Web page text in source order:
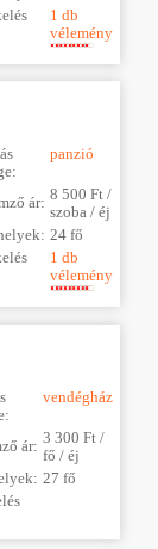
1 db
vélemény
panzió
ár: 8 500 Ft /
szoba / éj
24 fő
1 db
vélemény
vendégház
ár: 3 300 Ft /
fő / éj
27 fő